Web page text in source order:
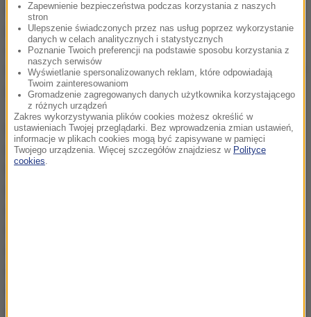
na pewno strachem bym tego stanu nie nazwał. Sam
jestem ciekaw, jak to będzie wyglądało. W wielu
walkach pierwsza runda jest rozpoznawczą, takim
badaniem przeciwnika, trochę szachami, a tutaj może
już wiele wyjaśnić- podkreślił pięściarz.
Włodarczyk twierdzi, że jest lepiej przygotowany niż
do grudniowej walki z Beibutem Szumenowem o pas
tymczasowy WBA; ostatecznie do tego starcia nie
Zapewnienie bezpieczeństwa podczas korzystania z naszych
stron
Ulepszenie świadczonych przez nas usług poprzez wykorzystanie
danych w celach analitycznych i statystycznych
Poznanie Twoich preferencji na podstawie sposobu korzystania z
naszych serwisów
Wyświetlanie spersonalizowanych reklam, które odpowiadają
Twoim zainteresowaniom
Gromadzenie zagregowanych danych użytkownika korzystającego
z różnych urządzeń
Zakres wykorzystywania plików cookies możesz określić w
ustawieniach Twojej przeglądarki. Bez wprowadzenia zmian ustawień,
informacje w plikach cookies mogą być zapisywane w pamięci
Twojego urządzenia. Więcej szczegółów znajdziesz w Polityce
cookies